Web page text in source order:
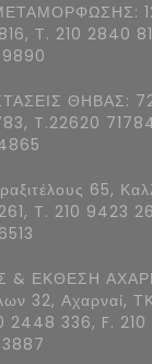
Τ. 210 2840
ΘΗΒΑΣ:
T.22620
65,
T. 210 9423
& ΕΚΘΕΣΗ
32, Αχαρναί,
2448 336, F.